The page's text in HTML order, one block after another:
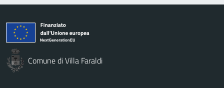
Comune di Villa Faraldi